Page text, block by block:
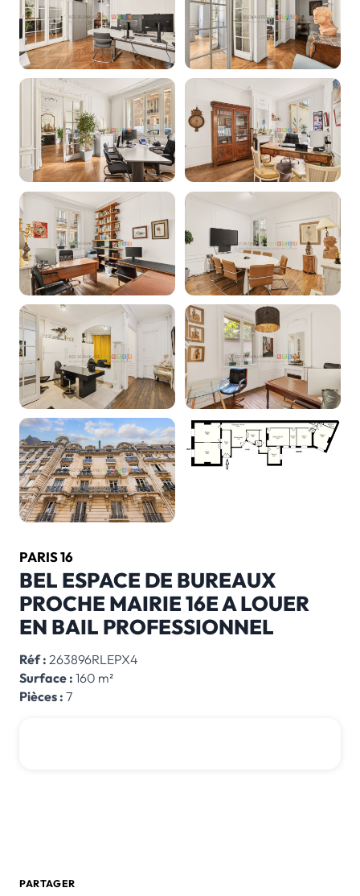
PARIS 16
BEL ESPACE DE BUREAUX
PROCHE MAIRIE 16E A LOUER
EN BAIL PROFESSIONNEL
Réf : 263896RLEPX4
Surface : 160 m²
Pièces : 7
PARTAGER